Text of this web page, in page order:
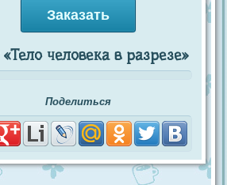
Заказать
человека в разрезе»
Поделиться